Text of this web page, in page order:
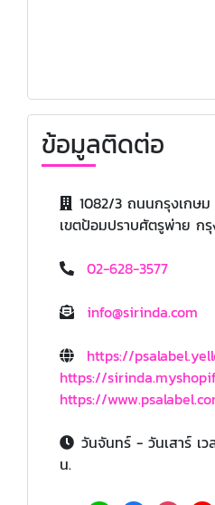
ข้อมูลติดต่อ
1082/3 ถนนกรุงเกษ
เขตป้อมปราบศัตรูพ่าย ก
02-628-3577
info@sirinda.com
https://
https://
https://
วันจันทร์ - วันเสาร์ เ
น.